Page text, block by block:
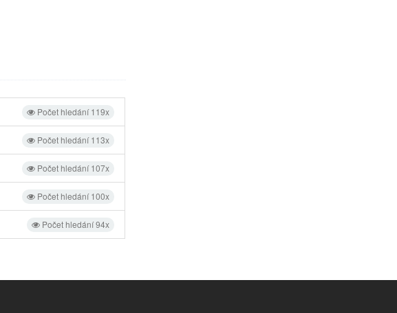
Počet hledání 119x
Počet hledání 113x
Počet hledání 107x
Počet hledání 100x
Počet hledání 94x